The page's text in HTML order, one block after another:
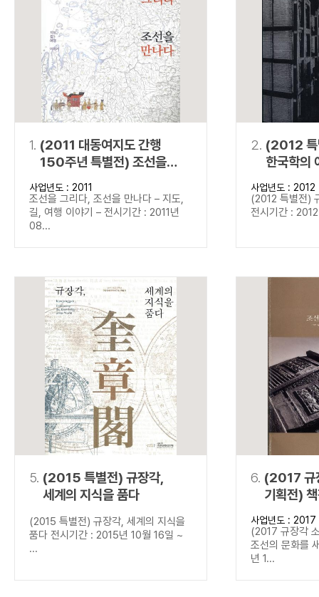
연산자
AND 정조 AND 정약용
“정조”와 “정약
색
OR 정조 OR 정약용 “정조” 또는 “
NOT 정조 NOT 정약용
“정조”가 나온
료를 검색
동시에 여러 개의 연산자를 사용할 수 있습니다.
1. (2011 대동여지도 간행
150주년 특별전) 조선을
그리다, 조선을 만나다
사업년도 : 2011
조선을 그리다, 조선을 만나다 – 지도,
길, 여행 이야기 – 전시기간 : 2011년
08...
2. (2012 특
한국학의
사업년도 : 2012
(2012 특별전)
전시기간 :
5. (2015 특별전) 규장각,
세계의 지식을 품다
(2015 특별전) 규장각, 세계의 지식을
품다 전시기간 : 2015년 10월 16일 ~
...
6. (2017 규
기획전)
새기다
사업년도 : 2017
(2017 규장각
조선의 문화를
년 1...